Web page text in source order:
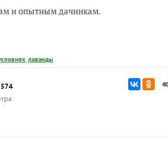
и опытным дачникам.
,лаванды